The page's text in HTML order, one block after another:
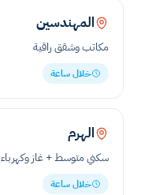
المهندسين
مكاتب وشقق راقية
خلال ساعة
الهرم
سكني متوسط + غاز وكهرباء
خلال ساعة